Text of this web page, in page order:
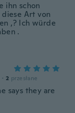
ihn schon
Art von
,? Ich würde
.
· 2 przesłane
says they are